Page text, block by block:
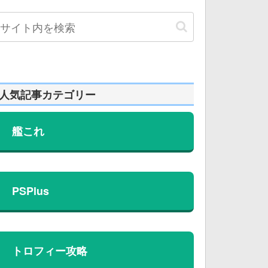
気記事カテゴリー
艦これ
PSPlus
トロフィー攻略